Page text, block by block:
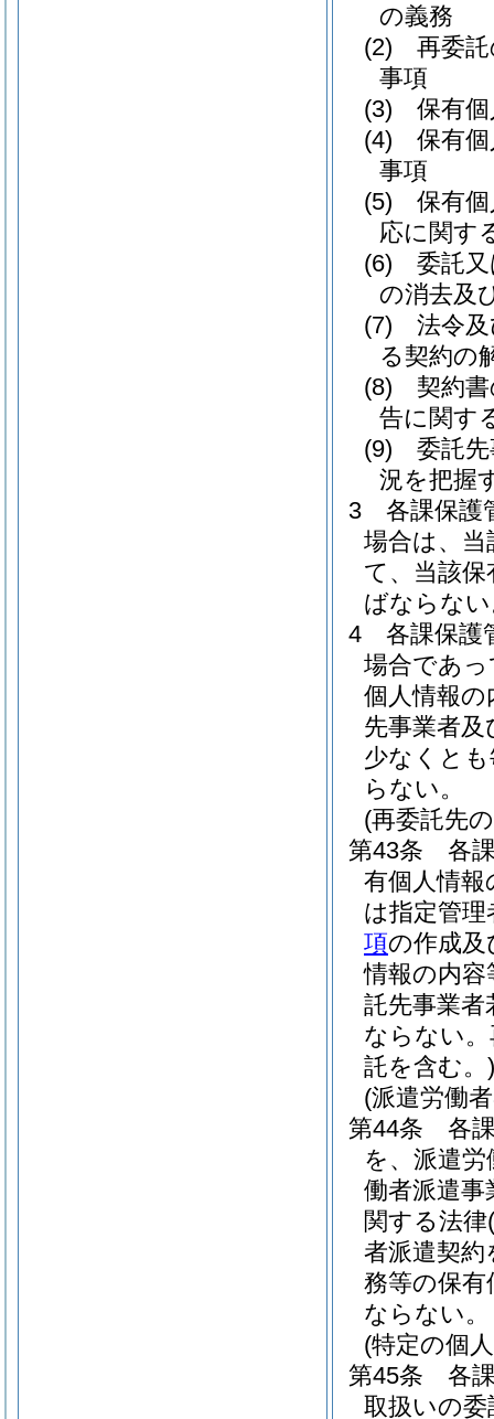
の義務
(2)
再委
事項
(3)
保有
(4)
保有
事項
(5)
保有
応に関す
(6)
委託
の消去及
(7)
法令
る契約の
(8)
契約
告に関す
(9)
委託
況を把握
3
各課保護
場合は、
て、当該
ばならな
4
各課保護
場合であ
個人情報
先事業者
少なくと
らない。
(再委託先
第43条
各
有個人情
は指定管理
項の作成
情報の内
託先事業
ならない。
託を含む。)
(派遣労働
第44条
各
を、派遣
働者派遣事
関する法律
者派遣契約
務等の保
ならない。
(特定の個
第45条
各
取扱いの